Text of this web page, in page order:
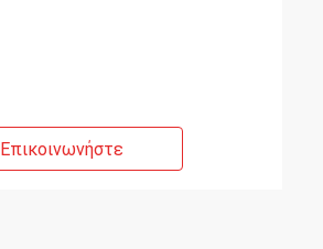
Επικοινωνήστε